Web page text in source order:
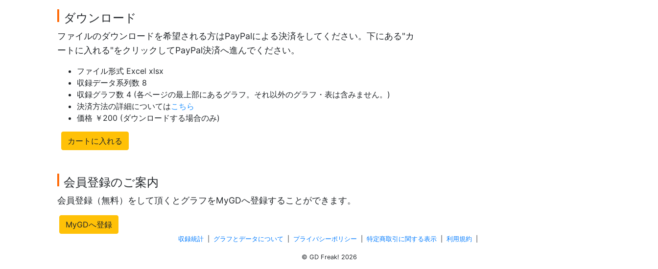
ダウンロード
ファイルのダウンロードを希望される方はPayPalによる決済をしてください。下にある"カ
ートに入れる"をクリックしてPayPal決済へ進んでください。
ファイル形式 Excel xlsx
収録データ系列数 8
収録グラフ数 4 (各ページの最上部にあるグラフ。それ以外のグラフ・表は含みません。)
決済方法の詳細についてはこちら
価格 ￥200 (ダウンロードする場合のみ)
カートに入れる
会員登録のご案内
会員登録（無料）をして頂くとグラフをMyGDへ登録することができます。
MyGDへ登録
収録統計 グラフとデータについて プライバシーポリシー 特定商取引に関する表示 利用規約
© GD Freak! 2026